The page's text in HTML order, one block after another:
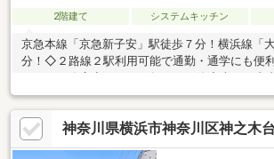
2階建て システムキッチン
京急本線「京急新子安」駅徒歩７分！横浜線「
分！◇２路線２駅利用可能で通勤・通学にも便
にロフトあり◇第１種住居地域（建ぺい率：７
０％）◇日当たり良好な南東向き採光◇充実の
はコンビニ・スーパーがあり利便性の良さが魅
神奈川県横浜市神奈川区神之木